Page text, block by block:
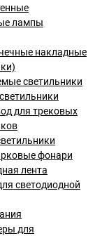
лампы
накладные
светильники
для трековых
фонари
лента
светодиодной
для